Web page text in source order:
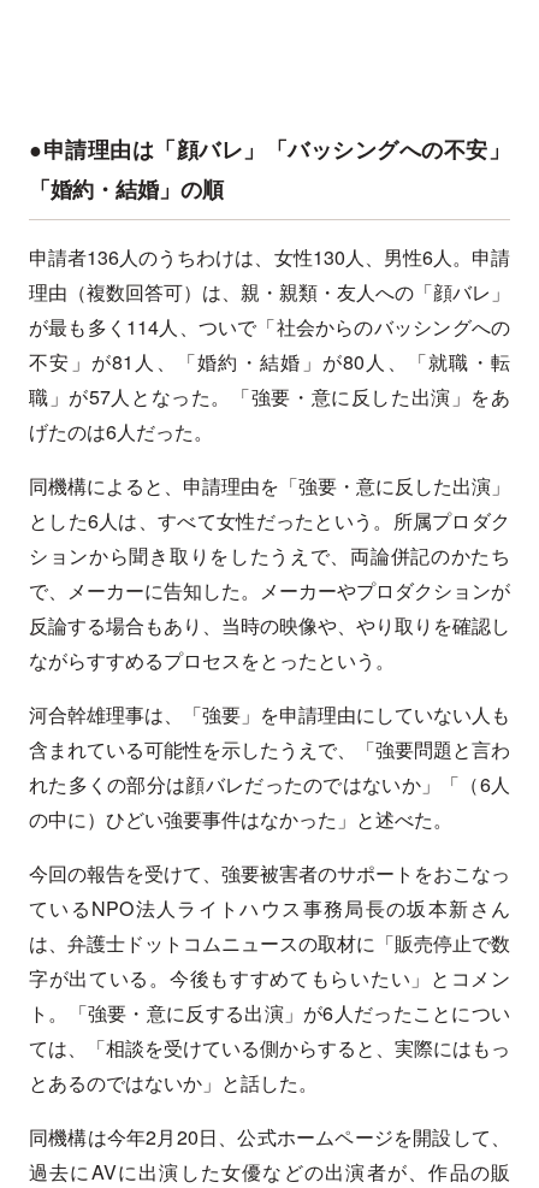
●申請理由は「顔バレ」「バッシングへの不安」
「婚約・結婚」の順
申請者136人のうちわけは、女性130人、男性6人。申請
理由（複数回答可）は、親・親類・友人への「顔バレ」
が最も多く114人、ついで「社会からのバッシングへの
不安」が81人、「婚約・結婚」が80人、「就職・転
職」が57人となった。「強要・意に反した出演」をあ
げたのは6人だった。
同機構によると、申請理由を「強要・意に反した出演」
とした6人は、すべて女性だったという。所属プロダク
ションから聞き取りをしたうえで、両論併記のかたち
で、メーカーに告知した。メーカーやプロダクションが
反論する場合もあり、当時の映像や、やり取りを確認し
ながらすすめるプロセスをとったという。
河合幹雄理事は、「強要」を申請理由にしていない人も
含まれている可能性を示したうえで、「強要問題と言わ
れた多くの部分は顔バレだったのではないか」「（6人
の中に）ひどい強要事件はなかった」と述べた。
今回の報告を受けて、強要被害者のサポートをおこなっ
ているNPO法人ライトハウス事務局長の坂本新さん
は、弁護士ドットコムニュースの取材に「販売停止で数
字が出ている。今後もすすめてもらいたい」とコメン
ト。「強要・意に反する出演」が6人だったことについ
ては、「相談を受けている側からすると、実際にはもっ
とあるのではないか」と話した。
同機構は今年2月20日、公式ホームページを開設して、
過去にAVに出演した女優などの出演者が、作品の販